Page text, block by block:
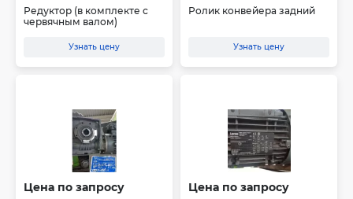
Редуктор (в комплекте с
червячным валом)
Узнать цену
Ролик конвейера задний
Узнать цену
Цена по запросу Цена по запросу